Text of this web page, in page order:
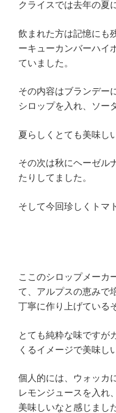
クライスでは去年の夏
飲まれた方は記憶にも
ーキューカンバーハイ
ていました。
その内容はブランデー
シロップを入れ、ソー
夏らしくとても美味し
その次は秋にヘーゼル
たりしてました。
そして今回珍しくトマ
ここのシロップメーカ
て、アルプスの恵みで
丁寧に作り上げている
とても純粋な味ですが
くるイメージで美味し
個人的には、ウォッカ
レモンジュースを入れ
美味しいなと感じまし